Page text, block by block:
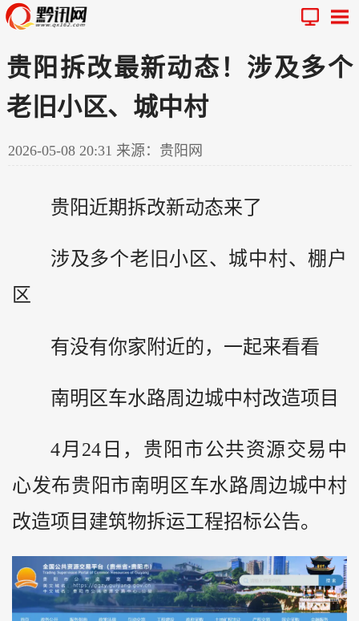
贵阳拆改最新动态！涉及多个
老旧小区、城中村
2026-05-08 20:31 来源：贵阳网
贵阳近期拆改新动态来了
涉及多个老旧小区、城中村、棚户
区
有没有你家附近的，一起来看看
南明区车水路周边城中村改造项目
4月24日，贵阳市公共资源交易中
心发布贵阳市南明区车水路周边城中村
改造项目建筑物拆运工程招标公告。